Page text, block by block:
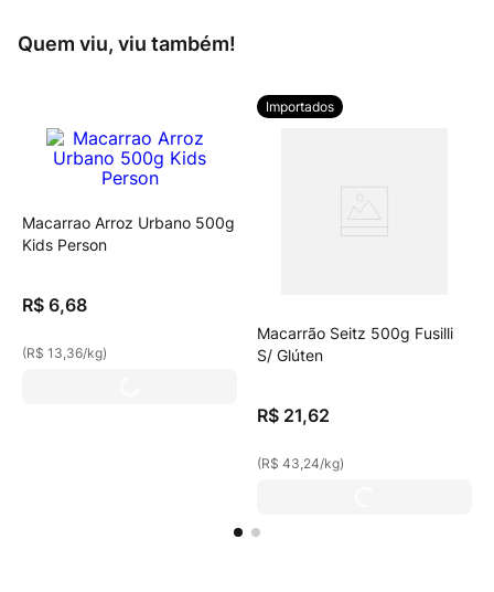
Quem viu, viu também!
Macarrao Arroz Urbano 500g
Kids Person
R$ 6,68
(R$ 13,36/kg)
Importados
Macarrão Seitz 500g Fusilli
S/ Glúten
R$ 21,62
(R$ 43,24/kg)